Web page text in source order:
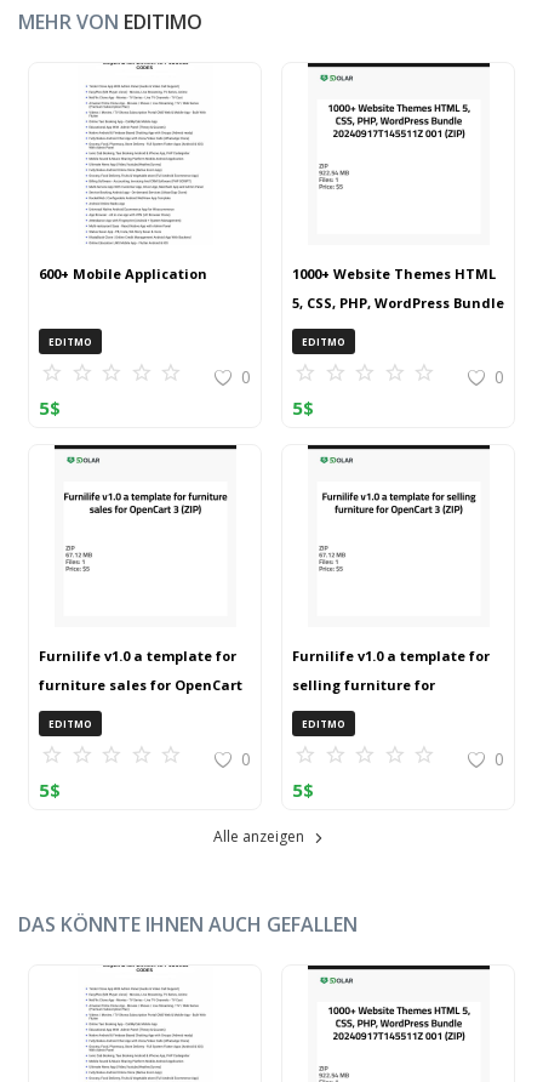
MEHR VON EDITIMO
600+ Mobile Application
EDITMO
0
5$
1000+ Website Themes HTML
5, CSS, PHP, WordPress Bundle
20240917T145511Z 001 (ZIP)
EDITMO
0
5$
Furnilife v1.0 a template for
furniture sales for OpenCart
3 (ZIP)
EDITMO
0
5$
Furnilife v1.0 a template for
selling furniture for
OpenCart 3 (ZIP)
EDITMO
0
5$
Alle anzeigen
DAS KÖNNTE IHNEN AUCH GEFALLEN